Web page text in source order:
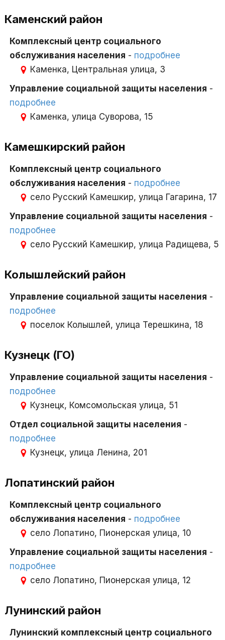
Каменский район
Комплексный центр социального
обслуживания населения - подробнее
Каменка, Центральная улица, 3
Управление социальной защиты населения -
подробнее
Каменка, улица Суворова, 15
Камешкирский район
Комплексный центр социального
обслуживания населения - подробнее
село Русский Камешкир, улица Гагарина, 17
Управление социальной защиты населения -
подробнее
село Русский Камешкир, улица Радищева, 5
Колышлейский район
Управление социальной защиты населения -
подробнее
поселок Колышлей, улица Терешкина, 18
Кузнецк (ГО)
Управление социальной защиты населения -
подробнее
Кузнецк, Комсомольская улица, 51
Отдел социальной защиты населения -
подробнее
Кузнецк, улица Ленина, 201
Лопатинский район
Комплексный центр социального
обслуживания населения - подробнее
село Лопатино, Пионерская улица, 10
Управление социальной защиты населения -
подробнее
село Лопатино, Пионерская улица, 12
Лунинский район
Лунинский комплексный центр социального